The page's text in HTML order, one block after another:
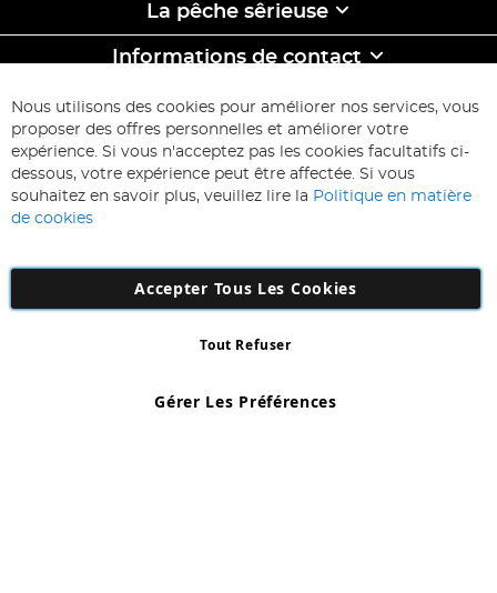
La pêche sêrieuse
Informations de contact
ABONNEZ-VOUS & ECONOMISEZ
Inscription
à
d’information
:
Inscription
Number: 863029607
Nous utilisons des cookies pour améliorer nos services, vous
proposer des offres personnelles et améliorer votre
expérience. Si vous n'acceptez pas les cookies facultatifs ci-
dessous, votre expérience peut être affectée. Si vous
souhaitez en savoir plus, veuillez lire la Politique en matière
de cookies
Accepter Tous Les Cookies
Gérer Les Préférences
Tout Refuser